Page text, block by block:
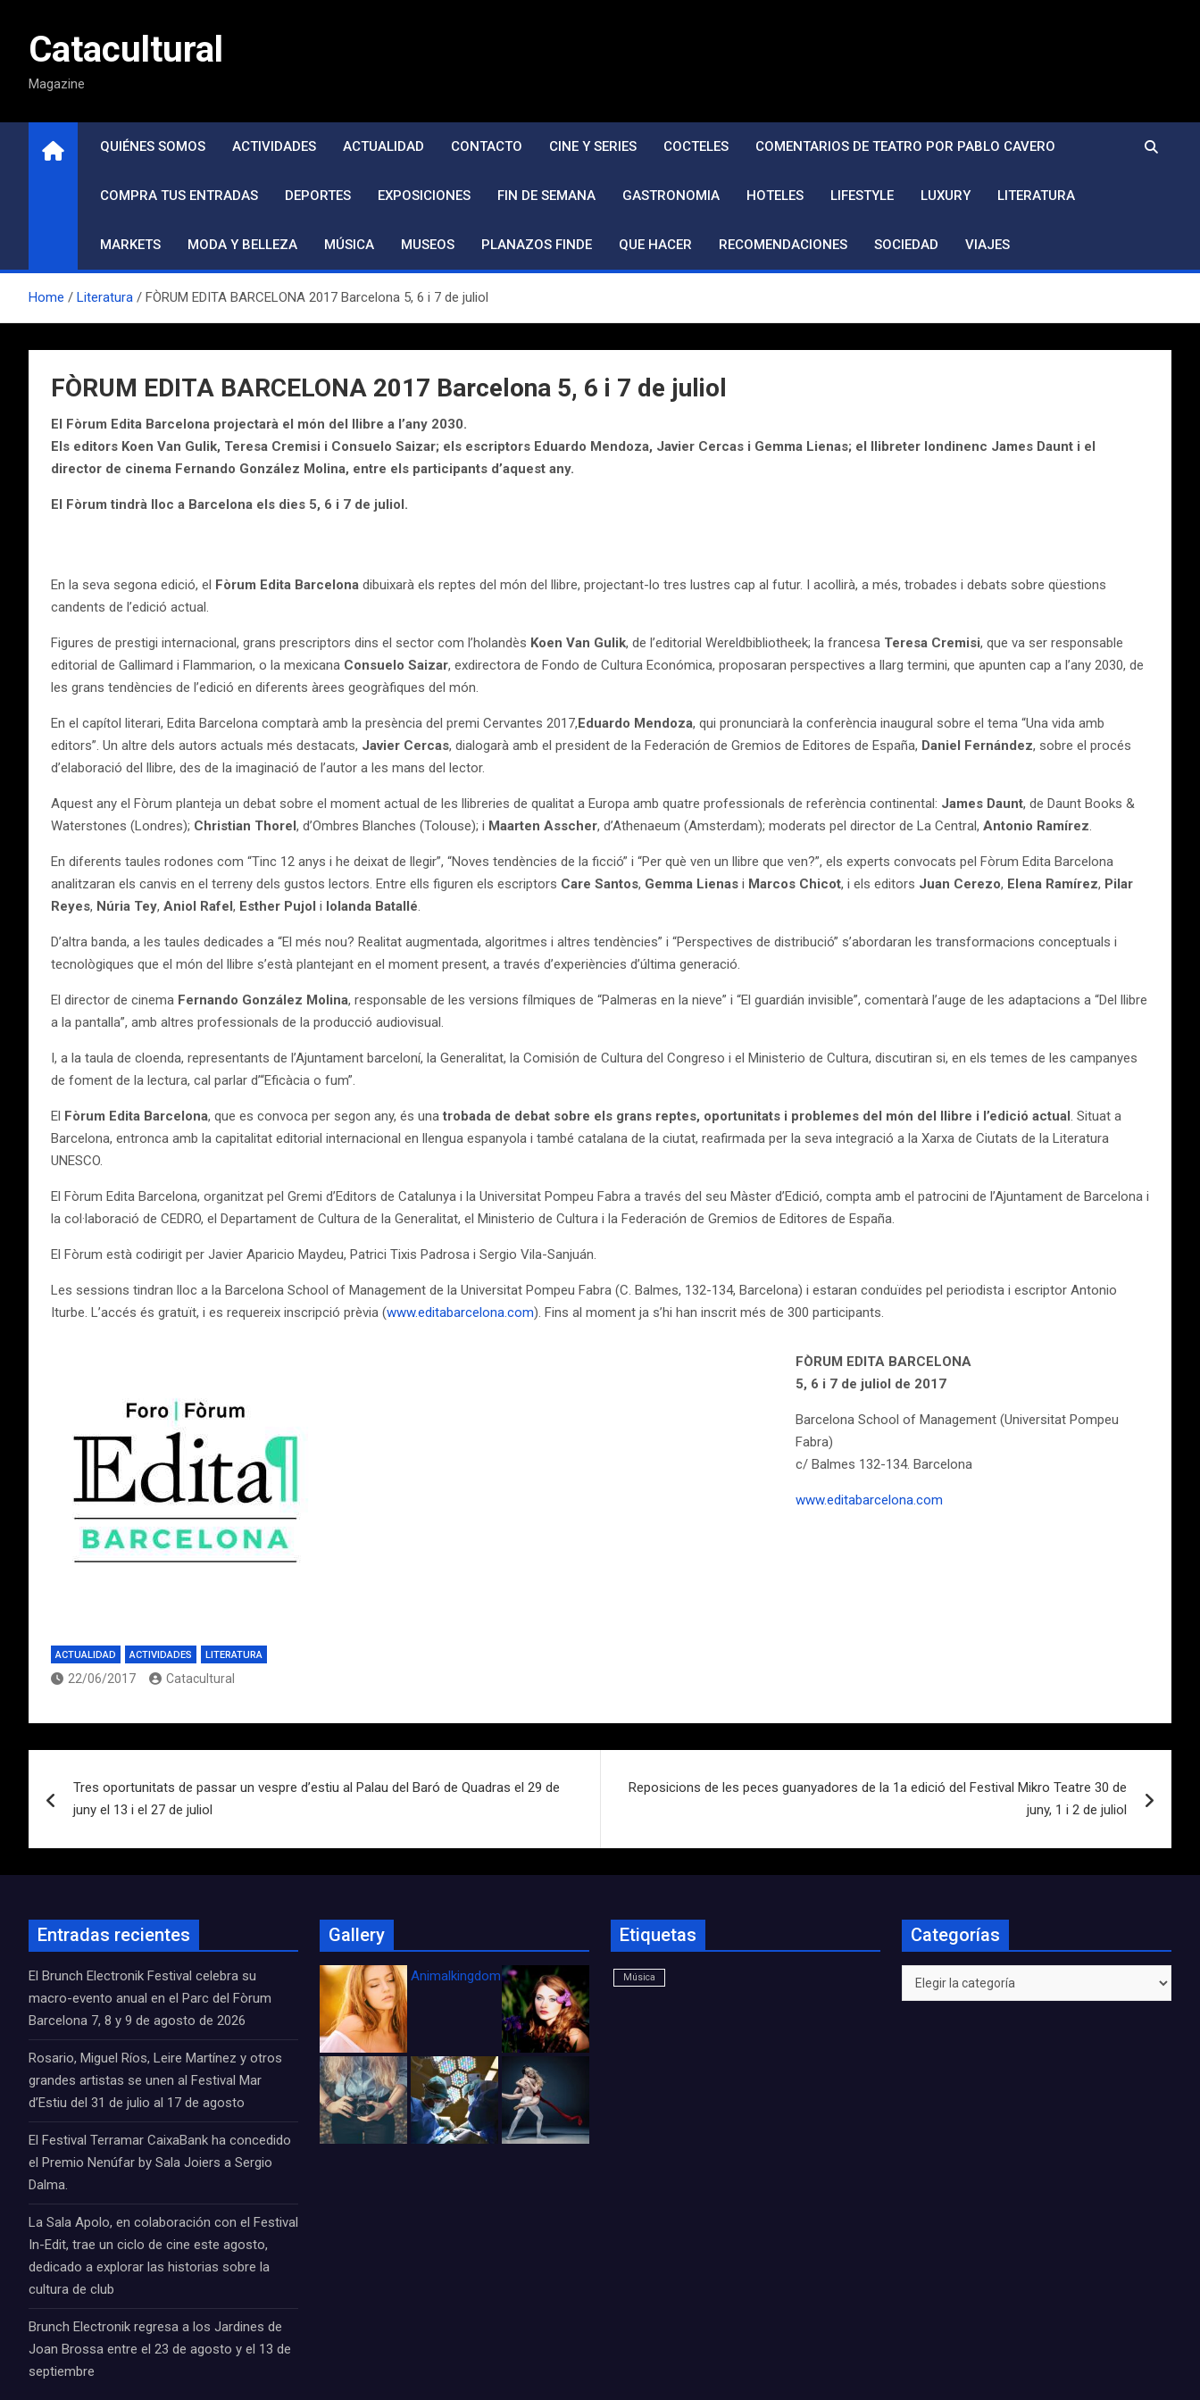
contenidoCatacultural
Magazine
QUIÉNES SOMOS ACTIVIDADES ACTUALIDAD CONTACTO CINE Y SERIES COCTELES COMENTARIOS DE TEATRO POR PABLO CAVERO
COMPRA TUS ENTRADAS DEPORTES EXPOSICIONES FIN DE SEMANA GASTRONOMIA HOTELES LIFESTYLE LUXURY LITERATURA
MARKETS MODA Y BELLEZA MÚSICA MUSEOS PLANAZOS FINDE QUE HACER RECOMENDACIONES SOCIEDAD VIAJES
Home Literatura FÒRUM EDITA BARCELONA 2017 Barcelona 5, 6 i 7 de juliol
FÒRUM EDITA BARCELONA 2017 Barcelona 5, 6 i 7 de juliol
El Fòrum Edita Barcelona projectarà el món del llibre a l’any 2030.
Els editors Koen Van Gulik, Teresa Cremisi i Consuelo Saizar; els escriptors Eduardo Mendoza, Javier Cercas i Gemma Lienas; el llibreter londinenc James Daunt i el
director de cinema Fernando González Molina, entre els participants d’aquest any.
El Fòrum tindrà lloc a Barcelona els dies 5, 6 i 7 de juliol.
En la seva segona edició, el Fòrum Edita Barcelona dibuixarà els reptes del món del llibre, projectant-lo tres lustres cap al futur. I acollirà, a més, trobades i debats sobre qüestions
candents de l’edició actual.
Figures de prestigi internacional, grans prescriptors dins el sector com l’holandès Koen Van Gulik, de l’editorial Wereldbibliotheek; la francesa Teresa Cremisi, que va ser responsable
editorial de Gallimard i Flammarion, o la mexicana Consuelo Saizar, exdirectora de Fondo de Cultura Económica, proposaran perspectives a llarg termini, que apunten cap a l’any 2030, de
les grans tendències de l’edició en diferents àrees geogràfiques del món.
En el capítol literari, Edita Barcelona comptarà amb la presència del premi Cervantes 2017,Eduardo Mendoza, qui pronunciarà la conferència inaugural sobre el tema “Una vida amb
editors”. Un altre dels autors actuals més destacats, Javier Cercas, dialogarà amb el president de la Federación de Gremios de Editores de España, Daniel Fernández, sobre el procés
d’elaboració del llibre, des de la imaginació de l’autor a les mans del lector.
Aquest any el Fòrum planteja un debat sobre el moment actual de les llibreries de qualitat a Europa amb quatre professionals de referència continental: James Daunt, de Daunt Books &
Waterstones (Londres); Christian Thorel, d’Ombres Blanches (Tolouse); i Maarten Asscher, d’Athenaeum (Amsterdam); moderats pel director de La Central, Antonio Ramírez.
En diferents taules rodones com “Tinc 12 anys i he deixat de llegir”, “Noves tendències de la ficció” i “Per què ven un llibre que ven?”, els experts convocats pel Fòrum Edita Barcelona
analitzaran els canvis en el terreny dels gustos lectors. Entre ells figuren els escriptors Care Santos, Gemma Lienas i Marcos Chicot, i els editors Juan Cerezo, Elena Ramírez, Pilar
Reyes, Núria Tey, Aniol Rafel, Esther Pujol i Iolanda Batallé.
D’altra banda, a les taules dedicades a “El més nou? Realitat augmentada, algoritmes i altres tendències” i “Perspectives de distribució” s’abordaran les transformacions conceptuals i
tecnològiques que el món del llibre s’està plantejant en el moment present, a través d’experiències d’última generació.
El director de cinema Fernando González Molina, responsable de les versions fílmiques de “Palmeras en la nieve” i “El guardián invisible”, comentarà l’auge de les adaptacions a “Del llibre
a la pantalla”, amb altres professionals de la producció audiovisual.
I, a la taula de cloenda, representants de l’Ajuntament barceloní, la Generalitat, la Comisión de Cultura del Congreso i el Ministerio de Cultura, discutiran si, en els temes de les campanyes
de foment de la lectura, cal parlar d’“Eficàcia o fum”.
El Fòrum Edita Barcelona, que es convoca per segon any, és unatrobada de debat sobre els grans reptes, oportunitats i problemes del món del llibre i l’edició actual. Situat a
Barcelona, entronca amb la capitalitat editorial internacional en llengua espanyola i també catalana de la ciutat, reafirmada per la seva integració a la Xarxa de Ciutats de la Literatura
UNESCO.
El Fòrum Edita Barcelona, organitzat pel Gremi d’Editors de Catalunya i la Universitat Pompeu Fabra a través del seu Màster d’Edició, compta amb el patrocini de l’Ajuntament de Barcelona i
la col·laboració de CEDRO, el Departament de Cultura de la Generalitat, el Ministerio de Cultura i la Federación de Gremios de Editores de España.
El Fòrum està codirigit per Javier Aparicio Maydeu, Patrici Tixis Padrosa i Sergio Vila-Sanjuán.
Les sessions tindran lloc a la Barcelona School of Management de la Universitat Pompeu Fabra (C. Balmes, 132-134, Barcelona) i estaran conduïdes pel periodista i escriptor Antonio
Iturbe. L’accés és gratuït, i es requereix inscripció prèvia (www.editabarcelona.com). Fins al moment ja s’hi han inscrit més de 300 participants.
FÒRUM EDITA BARCELONA
5, 6 i 7 de juliol de 2017
Barcelona School of Management (Universitat Pompeu
Fabra)
c/ Balmes 132-134. Barcelona
www.editabarcelona.com
ACTUALIDAD ACTIVIDADES LITERATURA
22/06/2017 Catacultural
de
entradas
Tres oportunitats de passar un vespre d’estiu al Palau del Baró de Quadras el 29 de
juny el 13 i el 27 de juliol
Reposicions de les peces guanyadores de la 1a edició del Festival Mikro Teatre 30 de
juny, 1 i 2 de juliol
Entradas recientes
El Brunch Electronik Festival celebra su
macro-evento anual en el Parc del Fòrum
Barcelona 7, 8 y 9 de agosto de 2026
Rosario, Miguel Ríos, Leire Martínez y otros
grandes artistas se unen al Festival Mar
d’Estiu del 31 de julio al 17 de agosto
El Festival Terramar CaixaBank ha concedido
el Premio Nenúfar by Sala Joiers a Sergio
Dalma.
La Sala Apolo, en colaboración con el Festival
In-Edit, trae un ciclo de cine este agosto,
dedicado a explorar las historias sobre la
cultura de club
Brunch Electronik regresa a los Jardines de
Joan Brossa entre el 23 de agosto y el 13 de
septiembre
Gallery
Animalkingdom_FichaCine
Etiquetas
Música
Categorías
Categorías